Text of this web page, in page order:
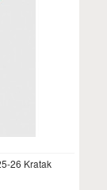
26 Kratak